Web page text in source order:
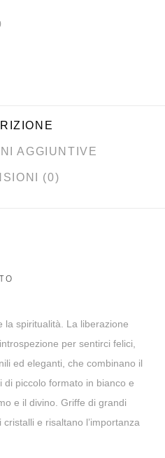
AGGIUNTIVE
(0)
la spiritualità. La liberazione
per sentirci felici,
ed eleganti, che combinano il
di piccolo formato in bianco e
e il divino. Griffe di grandi
e risaltano l’importanza